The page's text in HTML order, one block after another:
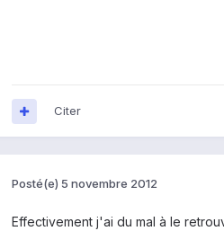
Citer
Posté(e) 5 novembre 2012
Effectivement j'ai du mal à le